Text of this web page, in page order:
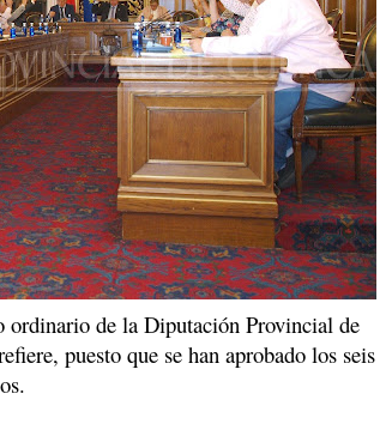
ordinario de la Diputación Provincial de
puesto que se han aprobado los seis